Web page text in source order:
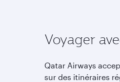
Voyager
Qatar Airways
sur des itinéraires